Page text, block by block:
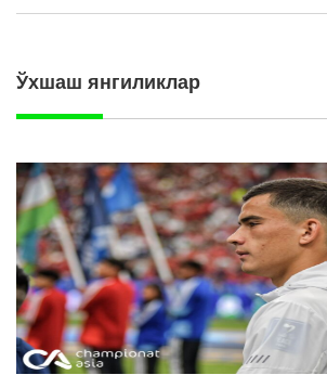
Ўхшаш янгиликлар